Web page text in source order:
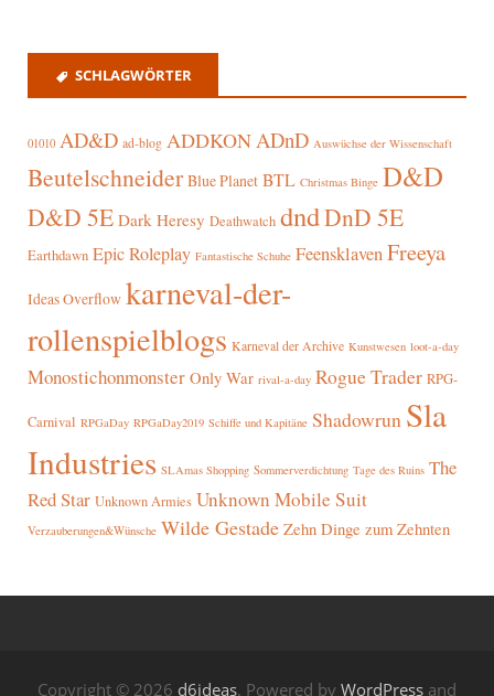
SCHLAGWÖRTER
01010 AD&D ad-blog ADDKONADnD Auswüchse der Wissenschaft
Beutelschneider Blue Planet BTL Christmas Binge D&D
D&D 5E Dark Heresy Deathwatch dndDnD 5E
Earthdawn Epic Roleplay Fantastische Schuhe FeensklavenFreeya
Ideas Overflow karneval-der-
rollenspielblogs Karneval der Archive Kunstwesen loot-a-day
Monostichonmonster Only War rival-a-day Rogue Trader RPG-
Carnival RPGaDay RPGaDay2019 Schiffe und Kapitäne Shadowrun Sla
Industries SLAmas Shopping Sommerverdichtung Tage des Ruins The
Red Star Unknown Armies Unknown Mobile Suit
Verzauberungen&Wünsche Wilde Gestade Zehn Dinge zum Zehnten
Copyright © 2026 d6ideas. Powered by WordPress and